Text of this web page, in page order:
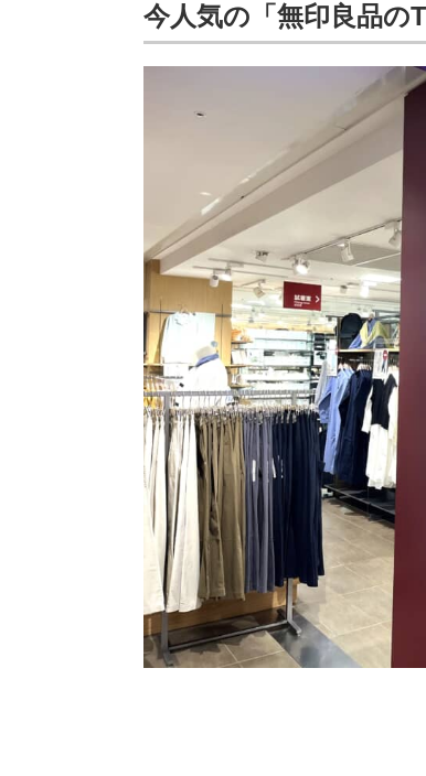
今人気の「無印良品の